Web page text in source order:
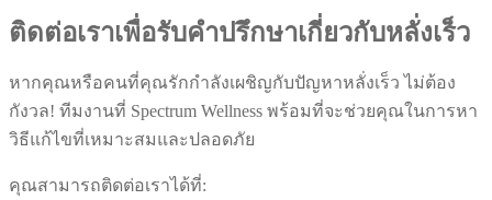
ติดต่อเราเพื่อรับคำปรึกษาเกี่ยวกับหลั่งเร็ว
หากคุณหรือคนที่คุณรักกำลังเผชิญกับปัญหาหลั่งเร็ว ไม่ต้อง
กังวล! ทีมงานที่ Spectrum Wellness พร้อมที่จะช่วยคุณในการหา
วิธีแก้ไขที่เหมาะสมและปลอดภัย
คุณสามารถติดต่อเราได้ที่: